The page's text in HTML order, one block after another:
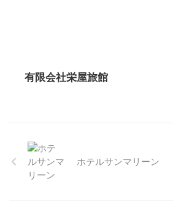
有限会社栄屋旅館
ホテルサンマリーン